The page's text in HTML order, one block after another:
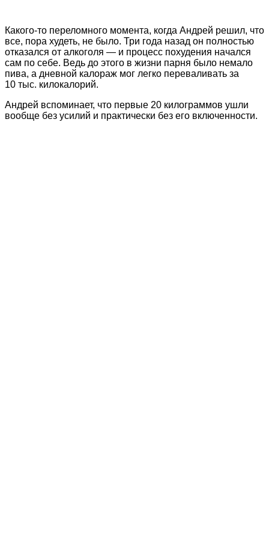
Какого-то переломного момента, когда Андрей решил, что
все, пора худеть, не было. Три года назад он полностью
отказался от алкоголя — и процесс похудения начался
сам по себе. Ведь до этого в жизни парня было немало
пива, а дневной калораж мог легко переваливать за
10 тыс. килокалорий.
Андрей вспоминает, что первые 20 килограммов ушли
вообще без усилий и практически без его включенности.